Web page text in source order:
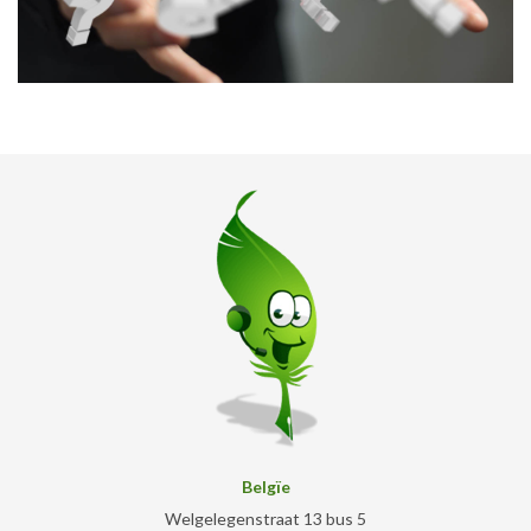
Belgïe
Welgelegenstraat 13 bus 5